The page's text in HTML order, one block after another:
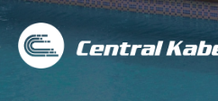
Skip
content